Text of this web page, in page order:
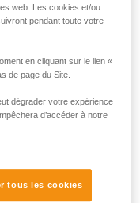
quel que soit
côté freinage.
web. Les cookies et/ou
pendant toute votre
en cliquant sur le lien «
de page du Site.
dégrader votre expérience
d’accéder à notre
tous les cookies